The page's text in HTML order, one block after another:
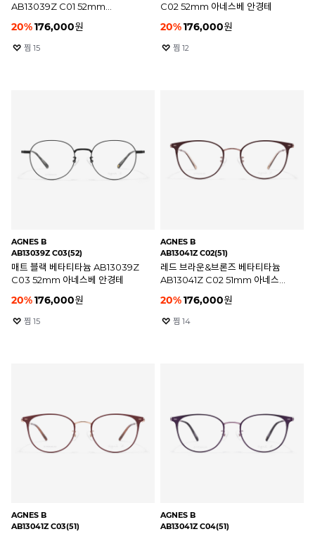
AB13039Z C01 52mm
20%176,000원
찜 15
C02 52mm 아네스베 안경테
20%176,000원
찜 12
AGNES B
AB13039Z C03(52)
매트 블랙 베타티타늄 AB13039Z
C03 52mm 아네스베 안경테
20%176,000원
찜 15
AGNES B
AB13041Z C02(51)
레드 브라운&브론즈 베타티타늄
AB13041Z C02 51mm 아네스베
20%176,000원
찜 14
AGNES B
AB13041Z C03(51)
AGNES B
AB13041Z C04(51)